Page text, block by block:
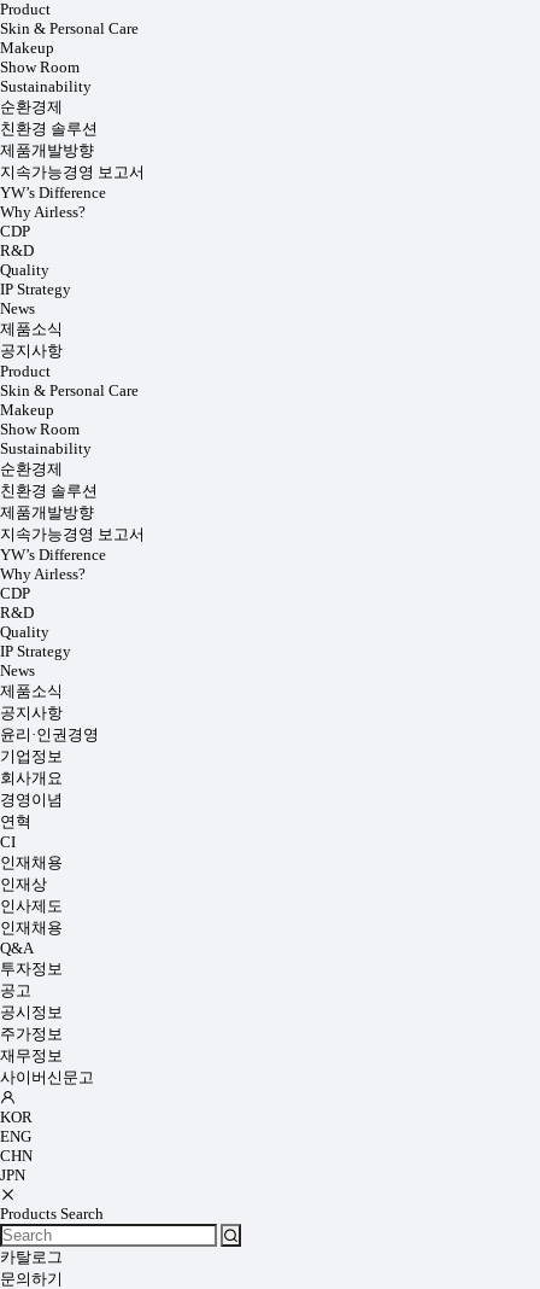
Product
Skin & Personal Care
Makeup
Show Room
Sustainability
순환경제
친환경 솔루션
제품개발방향
지속가능경영 보고서
YW’s Difference
Why Airless?
CDP
R&D
Quality
IP Strategy
News
제품소식
공지사항
Product
Skin & Personal Care
Makeup
Show Room
Sustainability
순환경제
친환경 솔루션
제품개발방향
지속가능경영 보고서
YW’s Difference
Why Airless?
CDP
R&D
Quality
IP Strategy
News
제품소식
공지사항
윤리·인권경영
기업정보
회사개요
경영이념
연혁
CI
인재채용
인재상
인사제도
인재채용
Q&A
투자정보
공고
공시정보
주가정보
재무정보
사이버신문고
KOR
ENG
CHN
JPN
Products Search
카탈로그
문의하기